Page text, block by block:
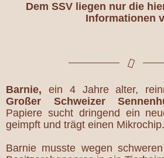
Dem SSV liegen nur die
Informationen
Barnie, ein 4 Jahre alter,
Großer Schweizer
Papiere sucht dringend ein
geimpft und trägt einen Mikrochip.
Barnie musste wegen